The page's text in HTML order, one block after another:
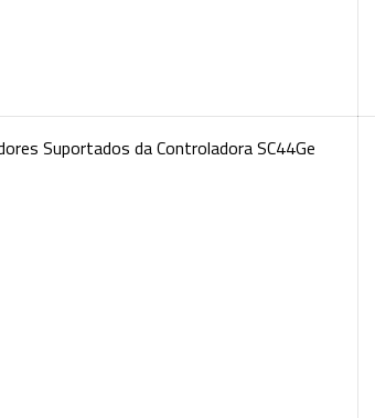
Suportados da Controladora SC44Ge